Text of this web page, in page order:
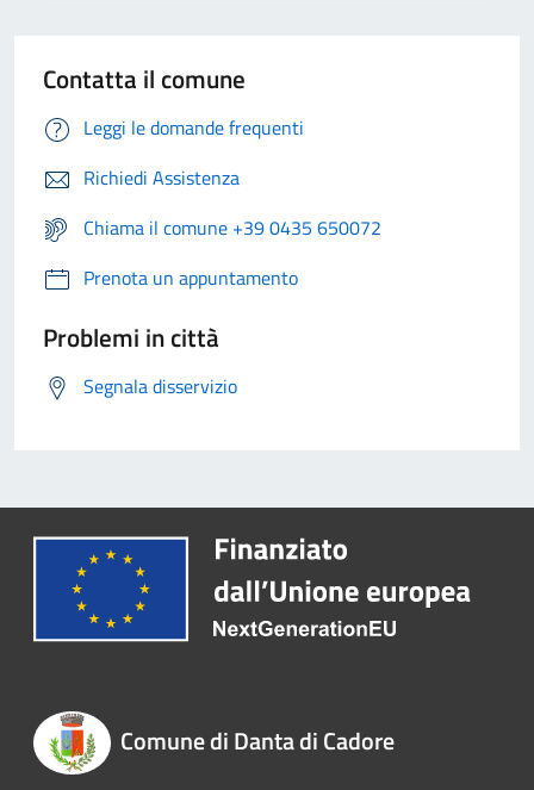
Contatta il comune
Leggi le domande frequenti
Richiedi Assistenza
Chiama il comune +39 0435 650072
Prenota un appuntamento
Problemi in città
Segnala disservizio
Comune di Danta di Cadore